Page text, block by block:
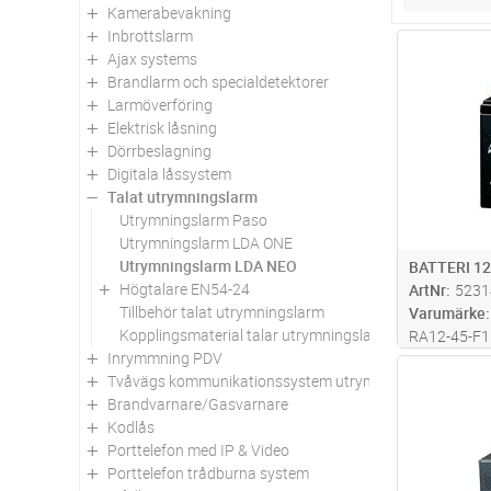
Kamerabevakning
Inbrottslarm
Ajax systems
Brandlarm och specialdetektorer
Larmöverföring
Elektrisk låsning
Dörrbeslagning
Digitala låssystem
Talat utrymningslarm
Utrymningslarm Paso
Utrymningslarm LDA ONE
Utrymningslarm LDA NEO
Högtalare EN54-24
Tillbehör talat utrymningslarm
Kopplingsmaterial talar utrymningslarm
Inrymmning PDV
Tvåvägs kommunikationssystem utrymningsplats
Brandvarnare/Gasvarnare
Kodlås
Porttelefon med IP & Video
Porttelefon trådburna system
BATTERI
ArtNr
Varumärke
RA12-45-
AGM-